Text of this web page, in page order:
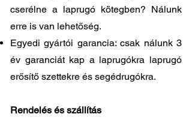
cserélne a laprugó kötegben? Nálunk
erre is van lehetőség.
Egyedi gyártói garancia: csak nálunk 3
év garanciát kap a laprugókra laprugó
erősítő szettekre és segédrugókra.
Rendelés és szállítás